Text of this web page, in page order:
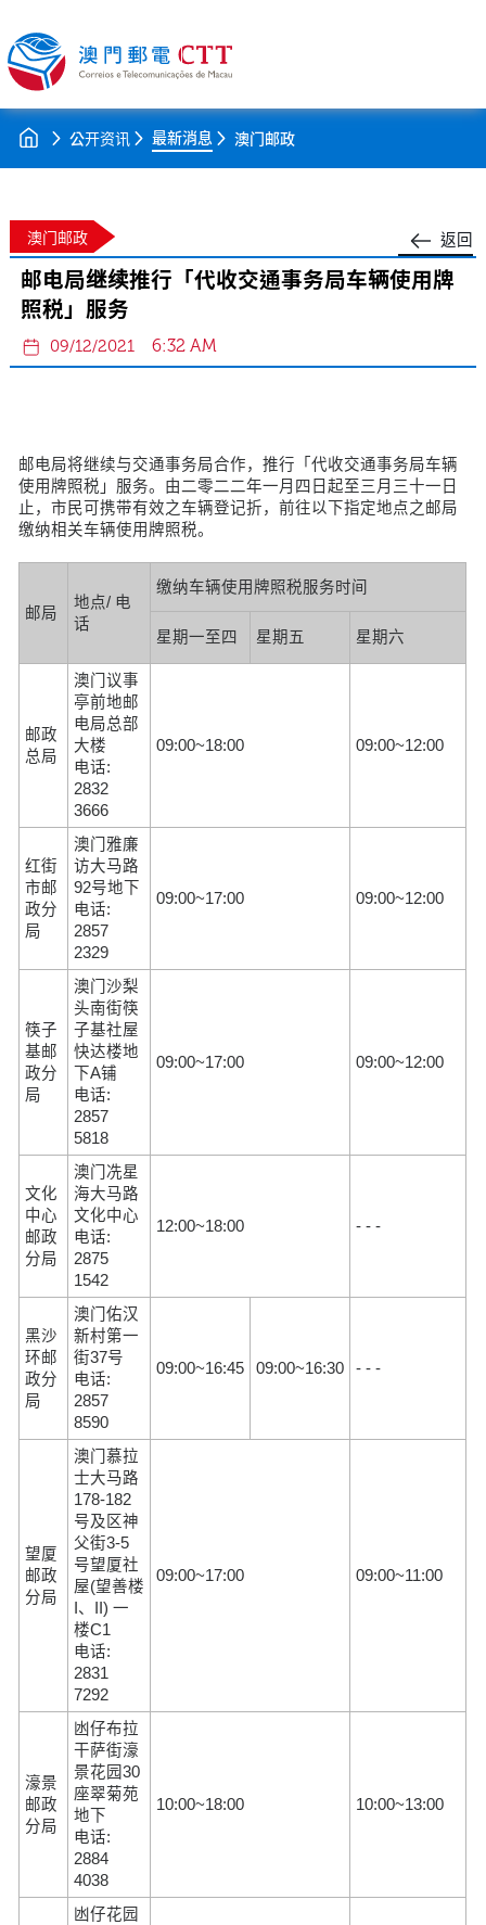
公开资讯 最新消息 澳门邮政
返回
澳门邮政
邮电局继续推行「代收交通事务局车辆使用牌
照税」服务
09/12/2021 6:32 AM
邮电局将继续与交通事务局合作，推行「代收交通事务局车辆
使用牌照税」服务。由二零二二年一月四日起至三月三十一日
止，市民可携带有效之车辆登记折，前往以下指定地点之邮局
缴纳相关车辆使用牌照税。
邮局
地点/ 电
话
缴纳车辆使用牌照税服务时间
星期一至四 星期五 星期六
邮政
总局
澳门议事
亭前地邮
电局总部
大楼
电话:
2832
3666
09:00~18:00 09:00~12:00
红街
市邮
政分
局
澳门雅廉
访大马路
92号地下
电话:
2857
2329
09:00~17:00 09:00~12:00
筷子
基邮
政分
局
澳门沙梨
头南街筷
子基社屋
快达楼地
下A铺
电话:
2857
5818
09:00~17:00 09:00~12:00
文化
中心
邮政
分局
澳门冼星
海大马路
文化中心
电话:
2875
1542
12:00~18:00 - - -
黑沙
环邮
政分
局
澳门佑汉
新村第一
街37号
电话:
2857
8590
09:00~16:45 09:00~16:30 - - -
望厦
邮政
分局
澳门慕拉
士大马路
178-182
号及区神
父街3-5
号望厦社
屋(望善楼
I、II) 一
楼C1
电话:
2831
7292
09:00~17:00 09:00~11:00
濠景
邮政
分局
凼仔布拉
干萨街濠
景花园30
座翠菊苑
地下
电话:
2884
4038
10:00~18:00 10:00~13:00
凼仔花园